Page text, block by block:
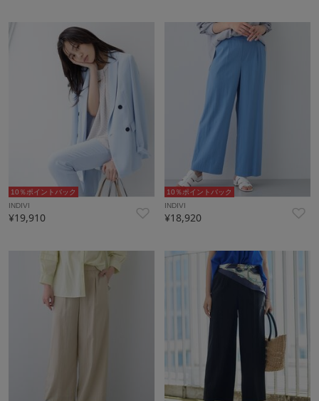
10％ポイントバック
INDIVI
¥19,910
10％ポイントバック
INDIVI
¥18,920